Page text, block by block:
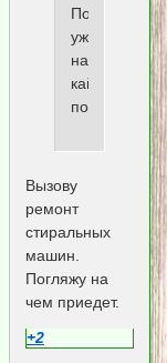
Пора
уже
начинать
кайены
полюблять.
Вызову
ремонт
стиральных
машин.
Погляжу на
чем приедет.
+2